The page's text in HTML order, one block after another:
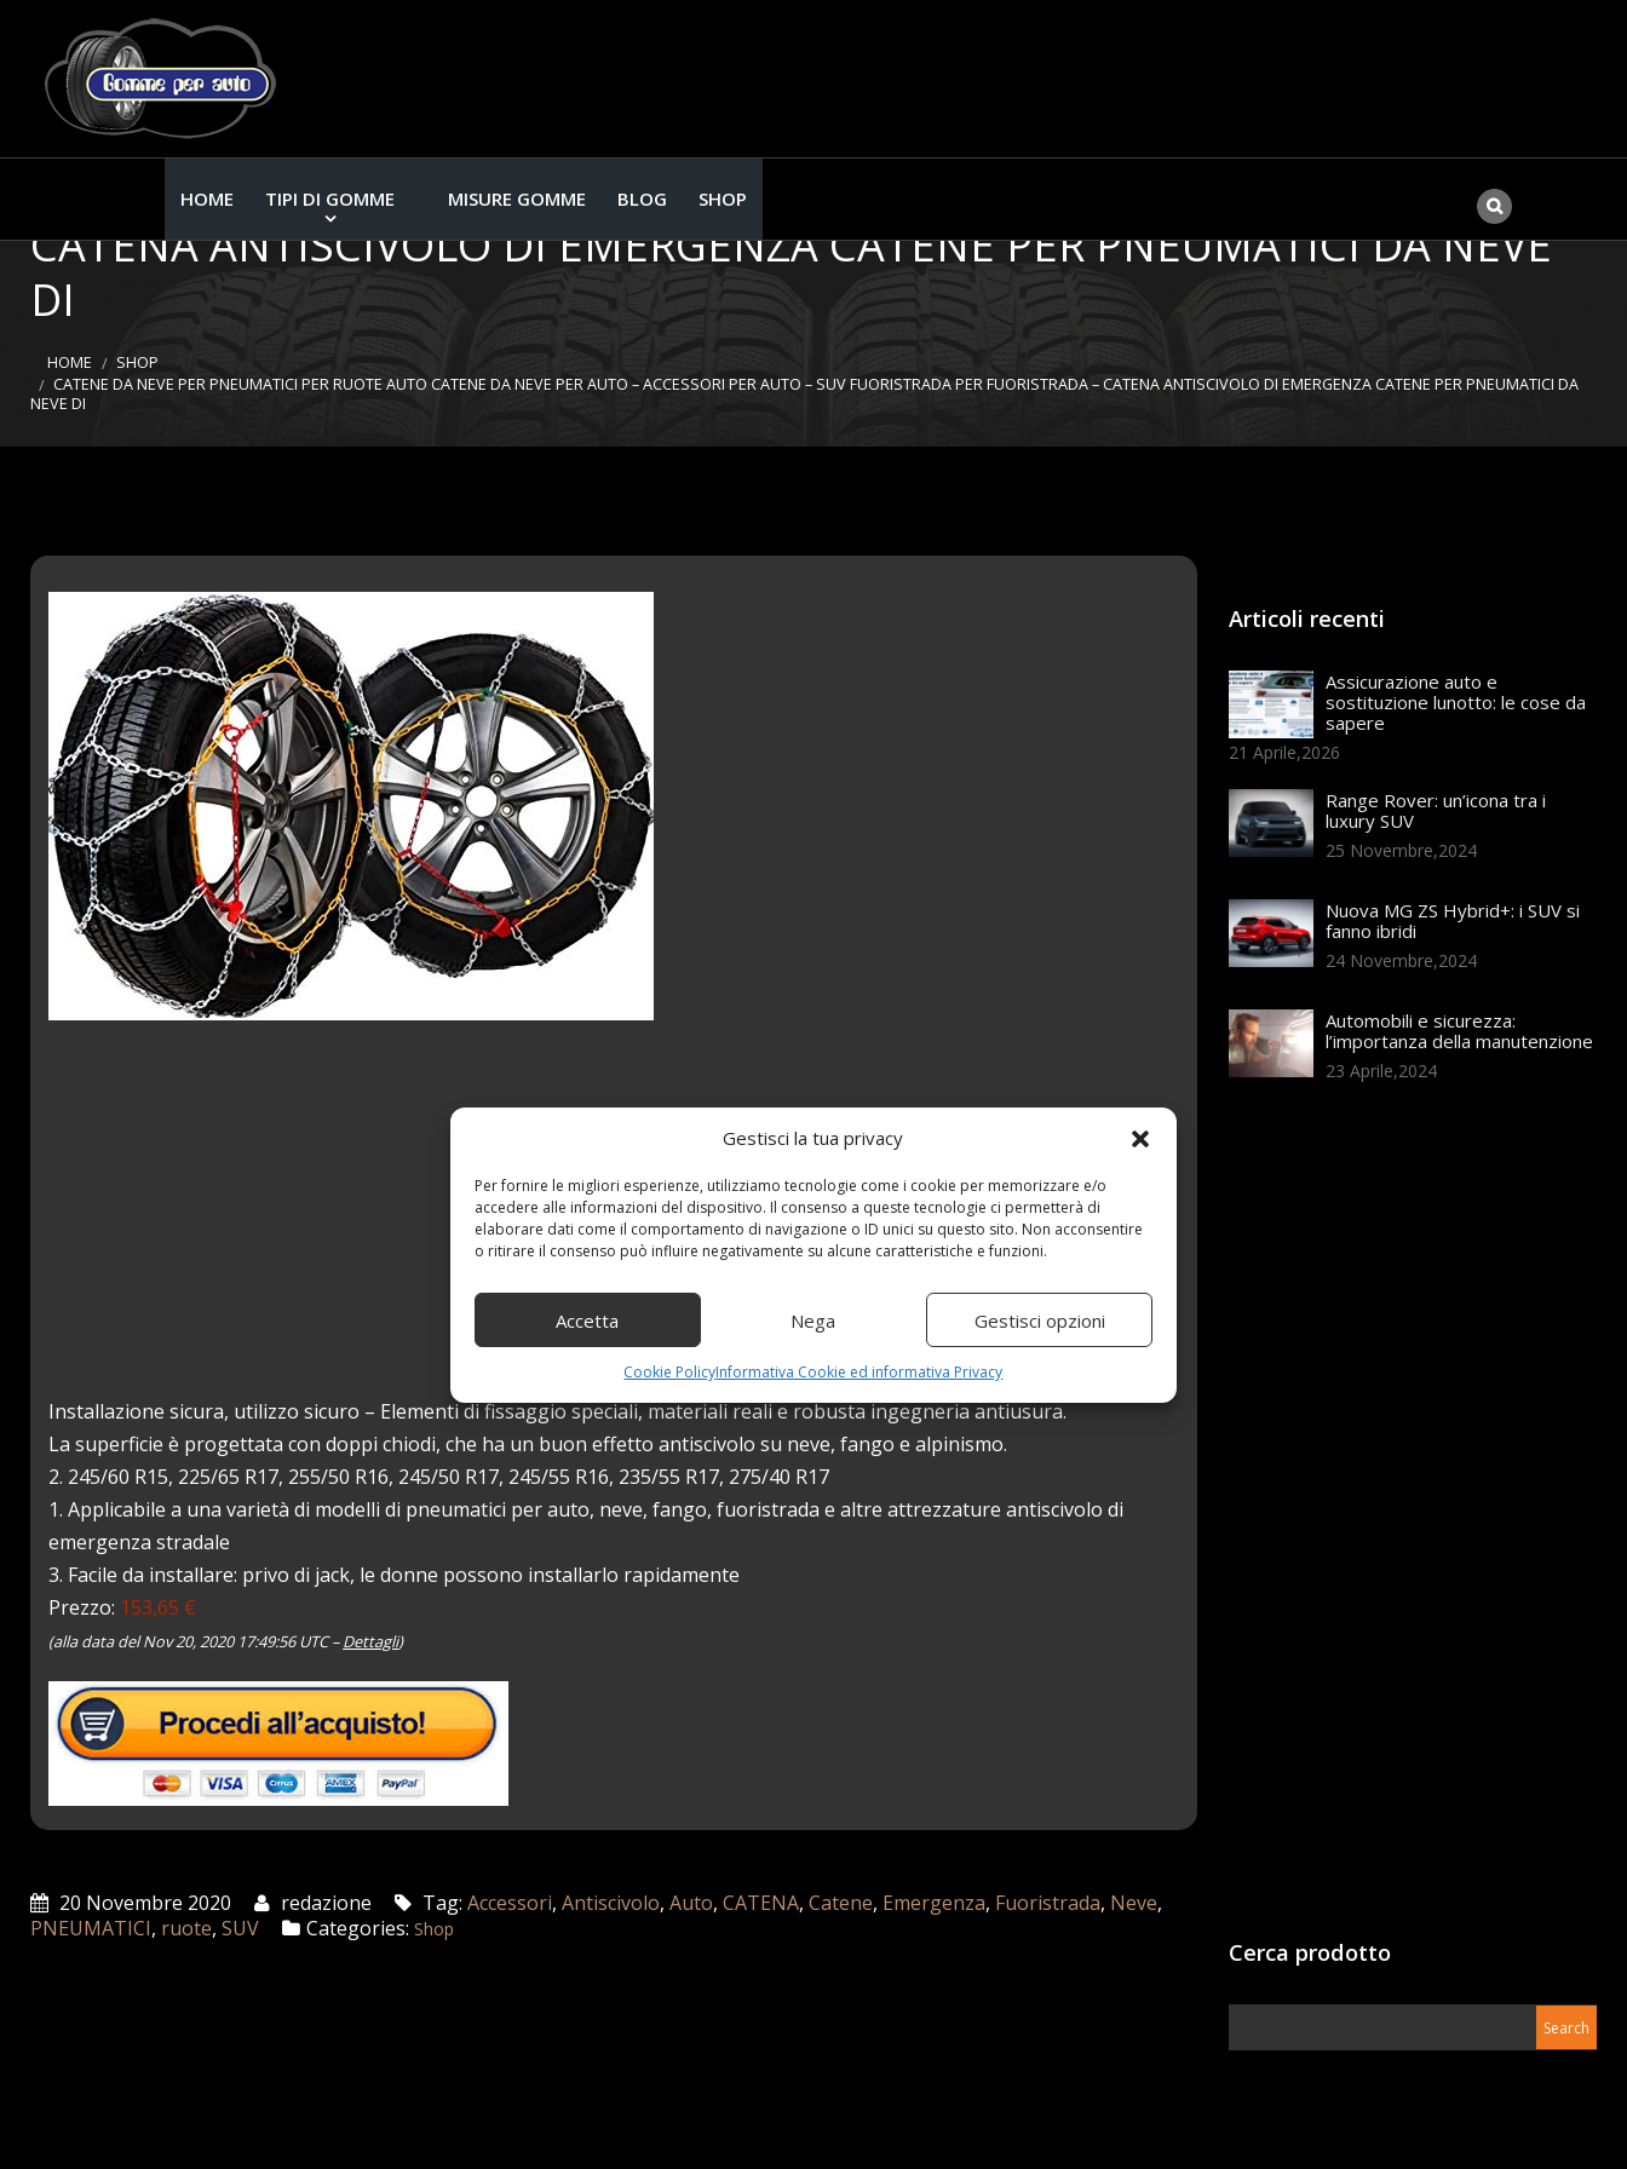
Gestisci la tua privacy
Per fornire le migliori esperienze, utilizziamo tecnologie come i cookie per memorizzare e/o
accedere alle informazioni del dispositivo. Il consenso a queste tecnologie ci permetterà di
elaborare dati come il comportamento di navigazione o ID unici su questo sito. Non acconsentire
o ritirare il consenso può influire negativamente su alcune caratteristiche e funzioni.
Accetta Nega Gestisci opzioni
Cookie PolicyInformativa Cookie ed informativa Privacy
HOME TIPI DI GOMME MISURE GOMME BLOG SHOP
CATENE DA NEVE PER PNEUMATICI PER RUOTE AUTO CATENE DA NEVE PER
AUTO – ACCESSORI PER AUTO – SUV FUORISTRADA PER FUORISTRADA –
CATENA ANTISCIVOLO DI EMERGENZA CATENE PER PNEUMATICI DA NEVE
DI
HOME
SHOP
CATENE DA NEVE PER PNEUMATICI PER RUOTE AUTO CATENE DA NEVE PER AUTO – ACCESSORI PER AUTO – SUV FUORISTRADA PER FUORISTRADA – CATENA ANTISCIVOLO DI EMERGENZA CATENE PER PNEUMATICI DA
NEVE DI
Installazione sicura, utilizzo sicuro – Elementi di fissaggio speciali, materiali reali e robusta ingegneria antiusura.
La superficie è progettata con doppi chiodi, che ha un buon effetto antiscivolo su neve, fango e alpinismo.
2. 245/60 R15, 225/65 R17, 255/50 R16, 245/50 R17, 245/55 R16, 235/55 R17, 275/40 R17
1. Applicabile a una varietà di modelli di pneumatici per auto, neve, fango, fuoristrada e altre attrezzature antiscivolo di
emergenza stradale
3. Facile da installare: privo di jack, le donne possono installarlo rapidamente
Prezzo: 153,65 €
(alla data del Nov 20, 2020 17:49:56 UTC –Dettagli)
20 Novembre 2020 redazione Tag:Accessori,Antiscivolo,Auto,CATENA,Catene, Emergenza, Fuoristrada, Neve,
PNEUMATICI, ruote,SUV Categories: Shop
Articoli recenti
Assicurazione auto e
sostituzione lunotto: le cose da
sapere
21 Aprile,2026
Range Rover: un’icona tra i
luxury SUV
25 Novembre,2024
Nuova MG ZS Hybrid+: i SUV si
fanno ibridi
24 Novembre,2024
Automobili e sicurezza:
l’importanza della manutenzione
23 Aprile,2024
Cerca prodotto